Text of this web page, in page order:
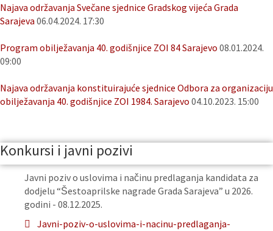
Najava održavanja Svečane sjednice Gradskog vijeća Grada
Sarajeva 06.04.2024. 17:30
Program obilježavanja 40. godišnjice ZOI 84 Sarajevo 08.01.2024.
09:00
Najava održavanja konstituirajuće sjednice Odbora za organizaciju
obilježavanja 40. godišnjice ZOI 1984. Sarajevo 04.10.2023. 15:00
Konkursi i javni pozivi
Javni poziv o uslovima i načinu predlaganja kandidata za
dodjelu “Šestoaprilske nagrade Grada Sarajeva” u 2026.
godini - 08.12.2025.
Javni-poziv-o-uslovima-i-nacinu-predlaganja-